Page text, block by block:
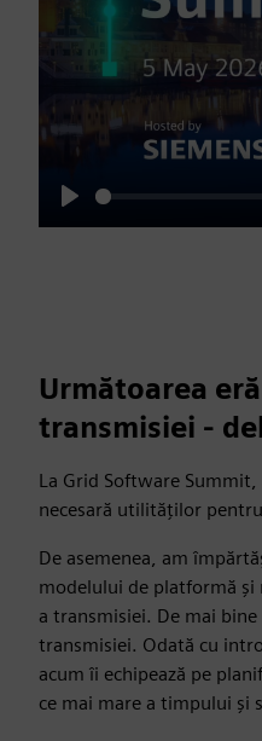
Play
Următoarea
transmisiei -
La Grid Software
necesară utilităților
De asemenea, am
modelului de platformă și
a transmisiei. De mai
transmisiei. Odată cu
acum îi echipează pe
ce mai mare a timpului și